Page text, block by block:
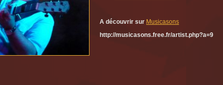
A découvrir sur Musicasons
http://musicasons.free.fr/artist.php?a=9